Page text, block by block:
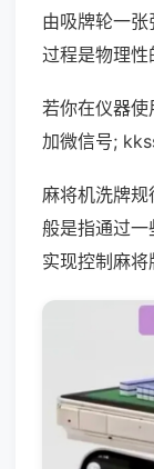
由吸牌轮一
过程是物理性
若你在仪器
加微信号;
麻将机洗牌
般是指通过
实现控制麻将